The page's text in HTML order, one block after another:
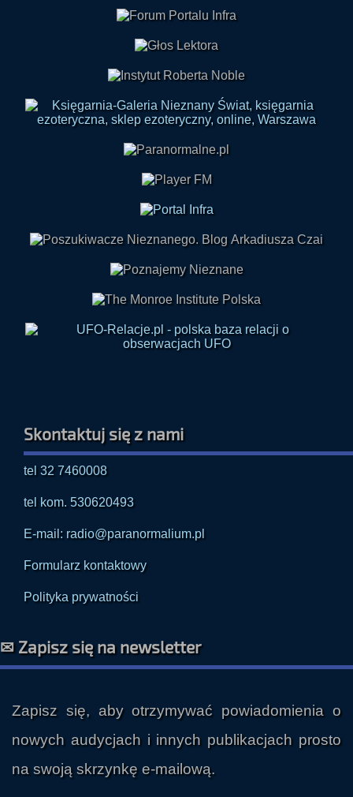
Skontaktuj się z nami
tel 32 7460008
tel kom. 530620493
E-mail: radio@paranormalium.pl
Formularz kontaktowy
Polityka prywatności
✉ Zapisz się na newsletter
Zapisz się, aby otrzymywać powiadomienia o
nowych audycjach i innych publikacjach prosto
na swoją skrzynkę e-mailową.